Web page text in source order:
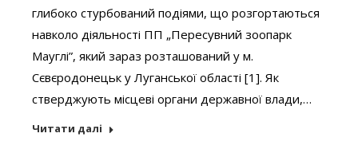
глибоко стурбований подіями, що розгортаються
навколо діяльності ПП „Пересувний зоопарк
Мауглі”, який зараз розташований у м.
Сєвєродонецьк у Луганської області [1]. Як
стверджують місцеві органи державної влади,…
Читати далі